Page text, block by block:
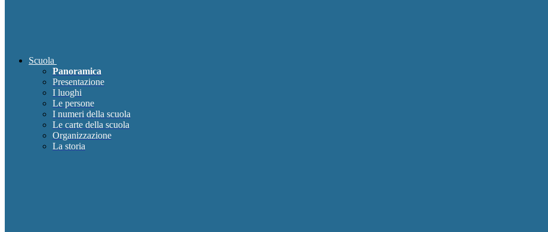
Scuola
Panoramica
Presentazione
I luoghi
Le persone
I numeri della scuola
Le carte della scuola
Organizzazione
La storia